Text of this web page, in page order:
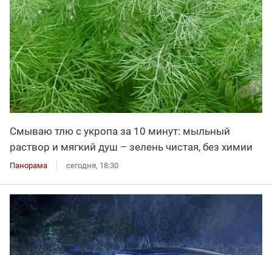
Смываю тлю с укропа за 10 минут: мыльный
раствор и мягкий душ – зелень чистая, без химии
Панорама сегодня, 18:30